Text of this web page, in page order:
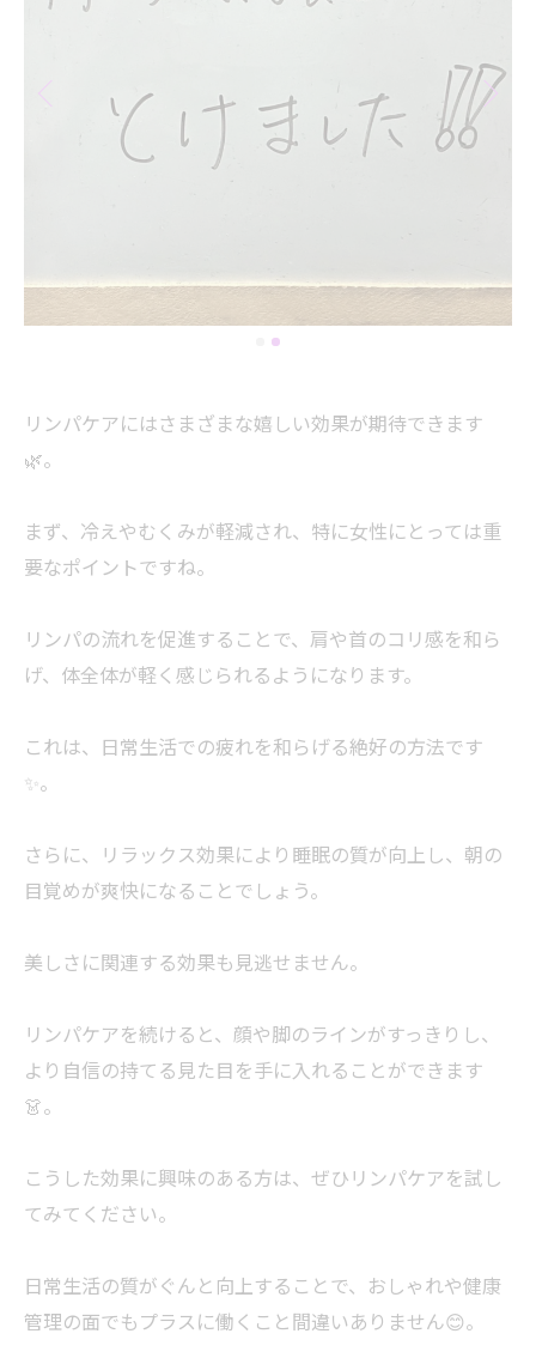
リンパケアにはさまざまな嬉しい効果が期待できます
🌿。
まず、冷えやむくみが軽減され、特に女性にとっては重
要なポイントですね。
リンパの流れを促進することで、肩や首のコリ感を和ら
げ、体全体が軽く感じられるようになります。
これは、日常生活での疲れを和らげる絶好の方法です
✨。
さらに、リラックス効果により睡眠の質が向上し、朝の
目覚めが爽快になることでしょう。
美しさに関連する効果も見逃せません。
リンパケアを続けると、顔や脚のラインがすっきりし、
より自信の持てる見た目を手に入れることができます
👗。
こうした効果に興味のある方は、ぜひリンパケアを試し
てみてください。
日常生活の質がぐんと向上することで、おしゃれや健康
管理の面でもプラスに働くこと間違いありません😊。